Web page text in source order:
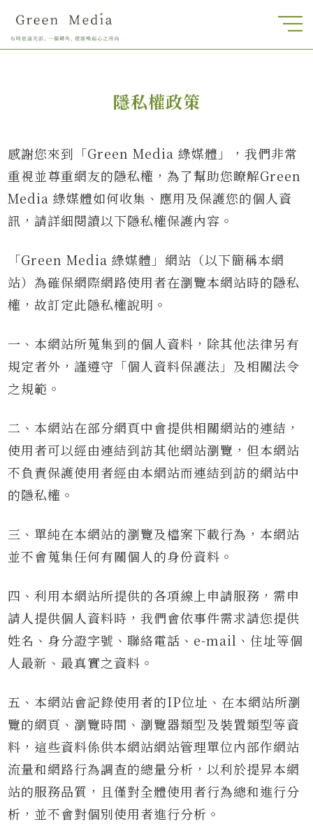
隱私權政策
感謝您來到「Green Media 綠媒體」，我們非常
重視並尊重網友的隱私權，為了幫助您瞭解Green
Media 綠媒體如何收集、應用及保護您的個人資
訊，請詳細閱讀以下隱私權保護內容。
「Green Media 綠媒體」網站（以下簡稱本網
站）為確保網際網路使用者在瀏覽本網站時的隱私
權，故訂定此隱私權說明。
一、本網站所蒐集到的個人資料，除其他法律另有
規定者外，謹遵守「個人資料保護法」及相關法令
之規範。
二、本網站在部分網頁中會提供相關網站的連結，
使用者可以經由連結到訪其他網站瀏覽，但本網站
不負責保護使用者經由本網站而連結到訪的網站中
的隱私權。
三、單純在本網站的瀏覽及檔案下載行為，本網站
並不會蒐集任何有關個人的身份資料。
四、利用本網站所提供的各項線上申請服務，需申
請人提供個人資料時，我們會依事件需求請您提供
姓名、身分證字號、聯絡電話、e-mail、住址等個
人最新、最真實之資料。
五、本網站會記錄使用者的IP位址、在本網站所瀏
覽的網頁、瀏覽時間、瀏覽器類型及裝置類型等資
料，這些資料係供本網站網站管理單位內部作網站
流量和網路行為調查的總量分析，以利於提昇本網
站的服務品質，且僅對全體使用者行為總和進行分
析，並不會對個別使用者進行分析。